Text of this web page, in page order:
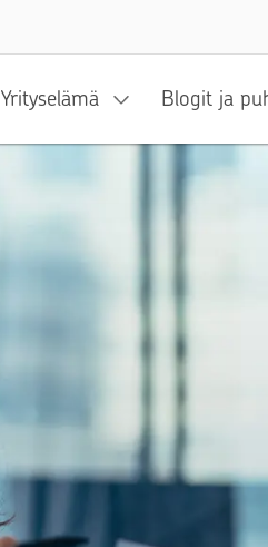
Yrityselämä Blogit ja